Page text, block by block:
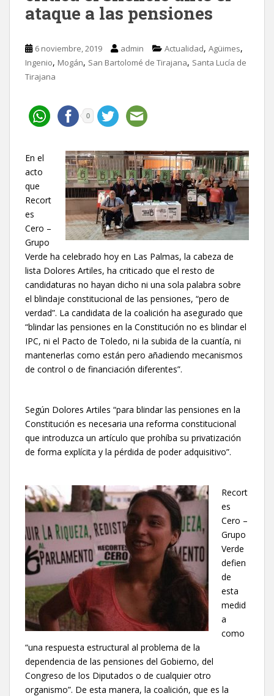
ataque a las pensiones
6 noviembre, 2019 admin Actualidad, Agüimes,
Ingenio, Mogán, San Bartolomé de Tirajana, Santa Lucía de
Tirajana
0
En el
acto
que
Recort
es
Cero –
Grupo
Verde ha celebrado hoy en Las Palmas, la cabeza de
lista Dolores Artiles, ha criticado que el resto de
candidaturas no hayan dicho ni una sola palabra sobre
el blindaje constitucional de las pensiones, “pero de
verdad”. La candidata de la coalición ha asegurado que
“blindar las pensiones en la Constitución no es blindar el
IPC, ni el Pacto de Toledo, ni la subida de la cuantía, ni
mantenerlas como están pero añadiendo mecanismos
de control o de financiación diferentes”.
Según Dolores Artiles “para blindar las pensiones en la
Constitución es necesaria una reforma constitucional
que introduzca un artículo que prohíba su privatización
de forma explícita y la pérdida de poder adquisitivo”.
Recort
es
Cero –
Grupo
Verde
defien
de
esta
medid
a
como
“una respuesta estructural al problema de la
dependencia de las pensiones del Gobierno, del
Congreso de los Diputados o de cualquier otro
organismo”. De esta manera, la coalición, que es la